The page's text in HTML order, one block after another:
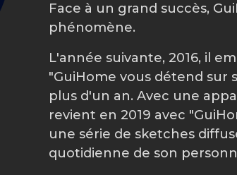
Face à un grand succès,
phénomène.
L'année suivante, 2016, il
"GuiHome vous détend sur
plus d'un an. Avec une
revient en 2019 avec
une série de sketches
quotidienne de son